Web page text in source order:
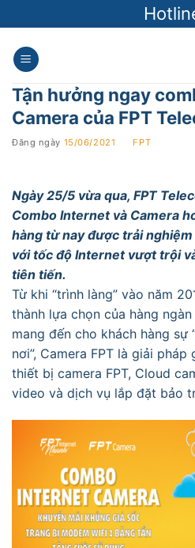
to
content
Tận hưởng ngay
Camera của FPT
Đăng ngày 15/06/2021 FPT
Ngày 25/5 vừa qua, FPT
Combo Internet và Camera
hàng từ nay được trải
với tốc độ Internet vượt trội
tiên tiến.
Từ khi “trình làng” vào năm
thành lựa chọn của hàng
mang đến cho khách hàng sự
nơi”, Camera FPT là giải
thiết bị camera FPT, Cloud
video và dịch vụ lắp đặt bảo